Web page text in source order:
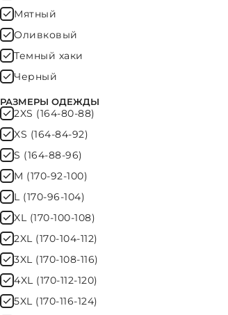
Мятный
Оливковый
Темный хаки
Черный
РАЗМЕРЫ ОДЕЖДЫ
2XS (164-80-88)
XS (164-84-92)
S (164-88-96)
M (170-92-100)
L (170-96-104)
XL (170-100-108)
2XL (170-104-112)
3XL (170-108-116)
4XL (170-112-120)
5XL (170-116-124)